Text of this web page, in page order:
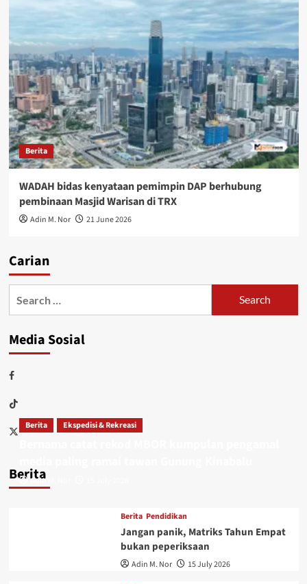
Berita
WADAH bidas kenyataan pemimpin DAP berhubung
pembinaan Masjid Warisan di TRX
Adin M. Nor 21 June 2026
Carian
Media Sosial
Berita
Berita Ekspedisi & Rekreasi
Adin M. Nor
Berita Pendidikan
Jangan panik, Matriks Tahun Empat
bukan peperiksaan
Adin M. Nor 15 July 2026